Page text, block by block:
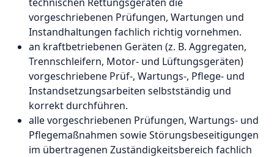
vorgeschriebenen Prüfungen, Wartungen und
Instandhaltungen fachlich richtig vornehmen.
an kraftbetriebenen Geräten (z. B. Aggregaten,
Trennschleifern, Motor- und Lüftungsgeräten)
vorgeschriebene Prüf-, Wartungs-, Pflege- und
Instandsetzungsarbeiten selbstständig und
korrekt durchführen.
alle vorgeschriebenen Prüfungen, Wartungs- und
Pflegemaßnahmen sowie Störungsbeseitigungen
im übertragenen Zuständigkeitsbereich fachlich